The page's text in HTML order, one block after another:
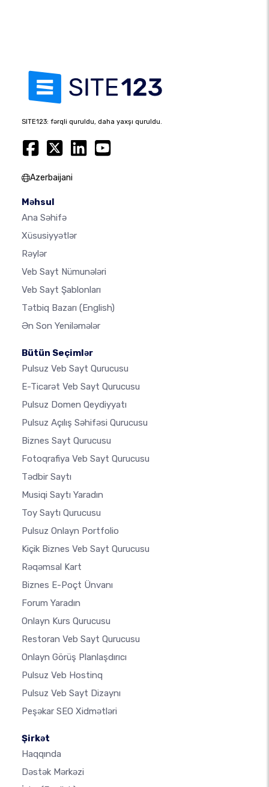
SITE123: fərqli quruldu, daha yaxşı quruldu.
Azerbaijani
Məhsul
Ana Səhifə
Xüsusiyyətlər
Rəylər
Veb Sayt Nümunələri
Veb Sayt Şablonları
Tətbiq Bazarı (English)
Ən Son Yeniləmələr
Bütün Seçimlər
Pulsuz Veb Sayt Qurucusu
E-Ticarət Veb Sayt Qurucusu
Pulsuz Domen Qeydiyyatı
Pulsuz Açılış Səhifəsi Qurucusu
Biznes Sayt Qurucusu
Fotoqrafiya Veb Sayt Qurucusu
Tədbir Saytı
Musiqi Saytı Yaradın
Toy Saytı Qurucusu
Pulsuz Onlayn Portfolio
Kiçik Biznes Veb Sayt Qurucusu
Rəqəmsal Kart
Biznes E-Poçt Ünvanı
Forum Yaradın
Onlayn Kurs Qurucusu
Restoran Veb Sayt Qurucusu
Onlayn Görüş Planlaşdırıcı
Pulsuz Veb Hostinq
Pulsuz Veb Sayt Dizaynı
Peşəkar SEO Xidmətləri
Şirkət
Haqqında
Dəstək Mərkəzi